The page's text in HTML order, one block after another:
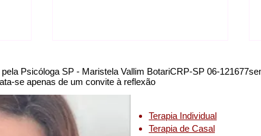
Psicóloga SP - Maristela Vallim BotariCRP-SP 06-
se apenas de um convite à reflexão
São
Terapia Individual
Terapia de Casal